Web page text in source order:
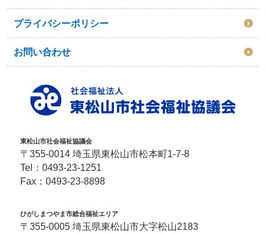
プライバシーポリシー
お問い合わせ
東松山市社会福祉協議会
〒355-0014 埼玉県東松山市松本町1-7-8
Tel： 0493-23-1251
Fax：0493-23-8898
ひがしまつやま市総合福祉エリア
〒355-0005 埼玉県東松山市大字松山2183